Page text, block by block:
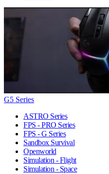
G5 Series
ASTRO Series
FPS - PRO Series
FPS - G Series
Sandbox Survival
Openworld
Simulation - Flight
Simulation - Space